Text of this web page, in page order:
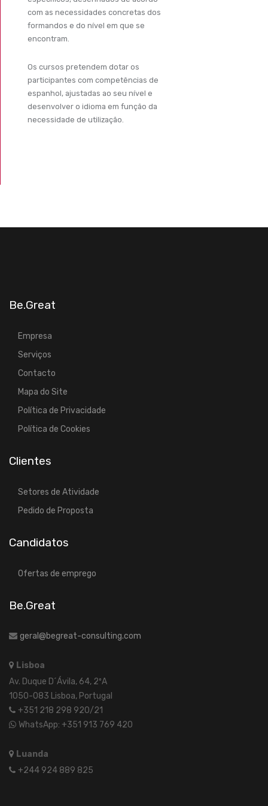
com as necessidades concretas dos
formandos e do nível em que se
encontram.
Os cursos pretendem dotar os
participantes com competências de
espanhol, ajustadas ao seu nível e
desenvolver o idioma em função da
necessidade de utilização.
Be.Great
Empresa
Serviços
Contacto
Mapa do Site
Política de Privacidade
Política de Cookies
Clientes
Setores de Atividade
Pedido de Proposta
Candidatos
Ofertas de emprego
Be.Great
geral@begreat-consulting.com
Lisboa
Av. Duque D´Ávila, 64, 2ºA
1050-083 Lisboa, Portugal
+351 218 298 920/21
WhatsApp: +351 913 769 420
Luanda
+244 924 889 825